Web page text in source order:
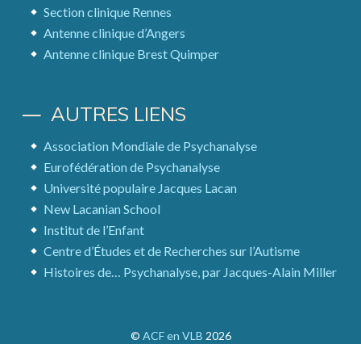
Section clinique Rennes
Antenne clinique d’Angers
Antenne clinique Brest Quimper
AUTRES LIENS
Association Mondiale de Psychanalyse
Eurofédération de Psychanalyse
Université populaire Jacques Lacan
New Lacanian School
Institut de l’Enfant
Centre d’Études et de Recherches sur l’Autisme
Histoires de… Psychanalyse, par Jacques-Alain Miller
© ACF en VLB 2026